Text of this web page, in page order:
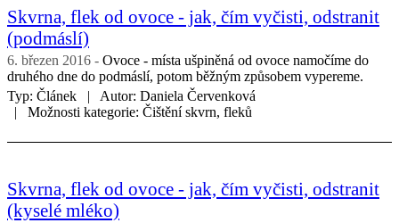
Skvrna, flek od ovoce - jak, čím vyčisti, odstranit
(podmáslí)
6. březen 2016
Ovoce - místa ušpiněná od ovoce namočíme do
druhého dne do podmáslí, potom běžným způsobem vypereme.
Typ: Článek Autor: Daniela Červenková
Možnosti kategorie: Čištění skvrn, fleků
Skvrna, flek od ovoce - jak, čím vyčisti, odstranit
(kyselé mléko)